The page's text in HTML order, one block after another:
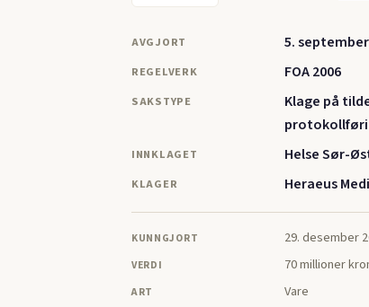
AVGJORT 5. september
REGELVERK FOA 2006
SAKSTYPE
Klage på
INNKLAGET Helse Sør-
KLAGER Heraeus
KUNNGJORT 29. desember
VERDI 70 millioner
ART Vare